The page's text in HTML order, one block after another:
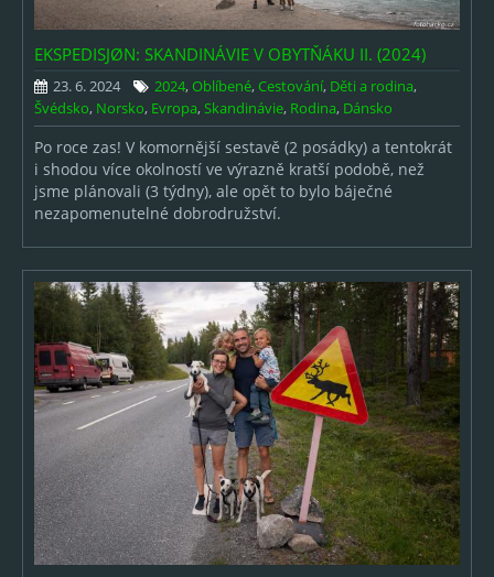
Mláďata
Ostatní
Děti a rodina
Svatby
Cestování
Výlety
Sport
RC modely
Muzikály a koncerty
Oblíbené & Výběry
Oblíbené
Výběry fotek
ARCHIV
EKSPEDISJØN: SKANDINÁVIE V OBYTŇÁKU II. (2024)
23. 6. 2024 2024,Oblíbené,Cestování, Děti a rodina,
Švédsko, Norsko, Evropa,Skandinávie, Rodina, Dánsko
Po roce zas! V komornější sestavě (2 posádky) a tentokrát
i shodou více okolností ve výrazně kratší podobě, než
jsme plánovali (3 týdny), ale opět to bylo báječné
nezapomenutelné dobrodružství.